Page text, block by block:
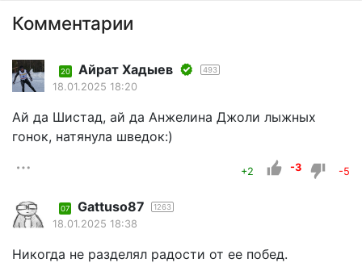
Комментарии
20 Айрат Хадыев 493
18.01.2025 18:20
Ай да Шистад, ай да Анжелина Джоли лыжных
гонок, натянула шведок:)
+2 -3 -5
07 Gattuso87 1263
18.01.2025 18:38
Никогда не разделял радости от ее побед.